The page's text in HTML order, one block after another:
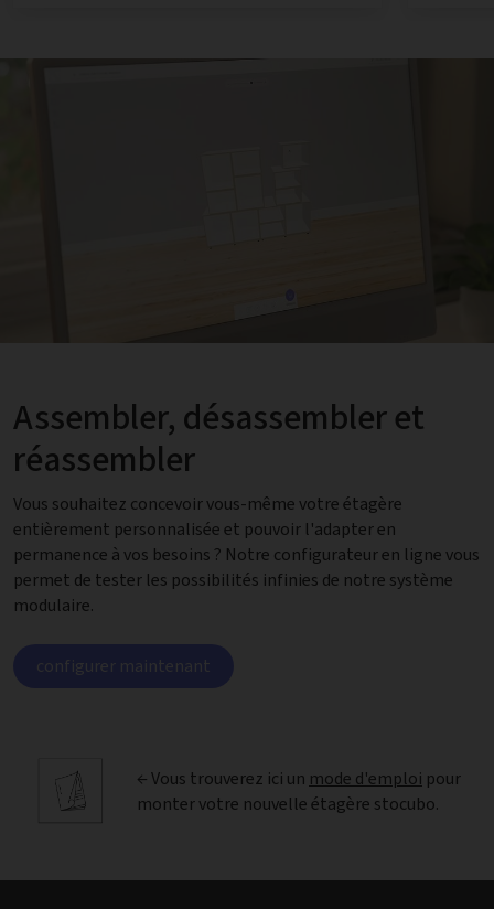
Assembler, désassembler et
réassembler
Vous souhaitez concevoir vous-même votre étagère
entièrement personnalisée et pouvoir l'adapter en
permanence à vos besoins ? Notre configurateur en ligne vous
permet de tester les possibilités infinies de notre système
modulaire.
configurer maintenant
← Vous trouverez ici un mode d'emploi pour
monter votre nouvelle étagère stocubo.